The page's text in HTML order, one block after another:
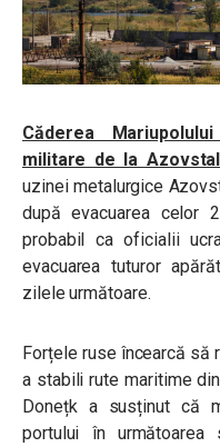
Căderea
militare de la Azovstal
uzinei metalurgice
după evacuarea celor
probabil ca oficialii
evacuarea tuturor
zilele următoare.
Forțele ruse încearcă să
a stabili rute maritime
Donețk a susținut că
portului în următoarea